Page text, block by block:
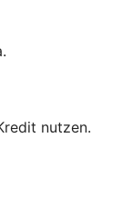
nutzen.